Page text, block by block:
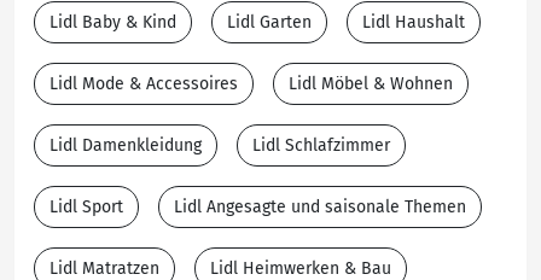
Lidl Baby & Kind Lidl Garten Lidl Haushalt
Lidl Mode & Accessoires Lidl Möbel & Wohnen
Lidl Damenkleidung Lidl Schlafzimmer
Lidl Sport Lidl Angesagte und saisonale Themen
Lidl Matratzen Lidl Heimwerken & Bau